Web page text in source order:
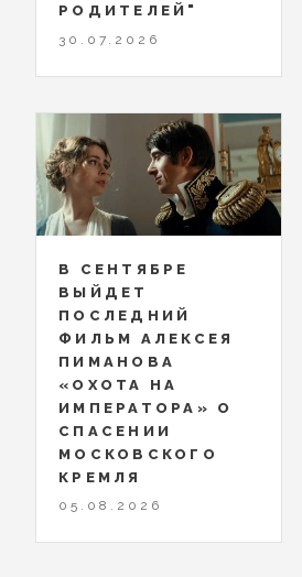
РОДИТЕЛЕЙ"
30.07.2026
В СЕНТЯБРЕ
ВЫЙДЕТ
ПОСЛЕДНИЙ
ФИЛЬМ АЛЕКСЕЯ
ПИМАНОВА
«ОХОТА НА
ИМПЕРАТОРА» О
СПАСЕНИИ
МОСКОВСКОГО
КРЕМЛЯ
05.08.2026